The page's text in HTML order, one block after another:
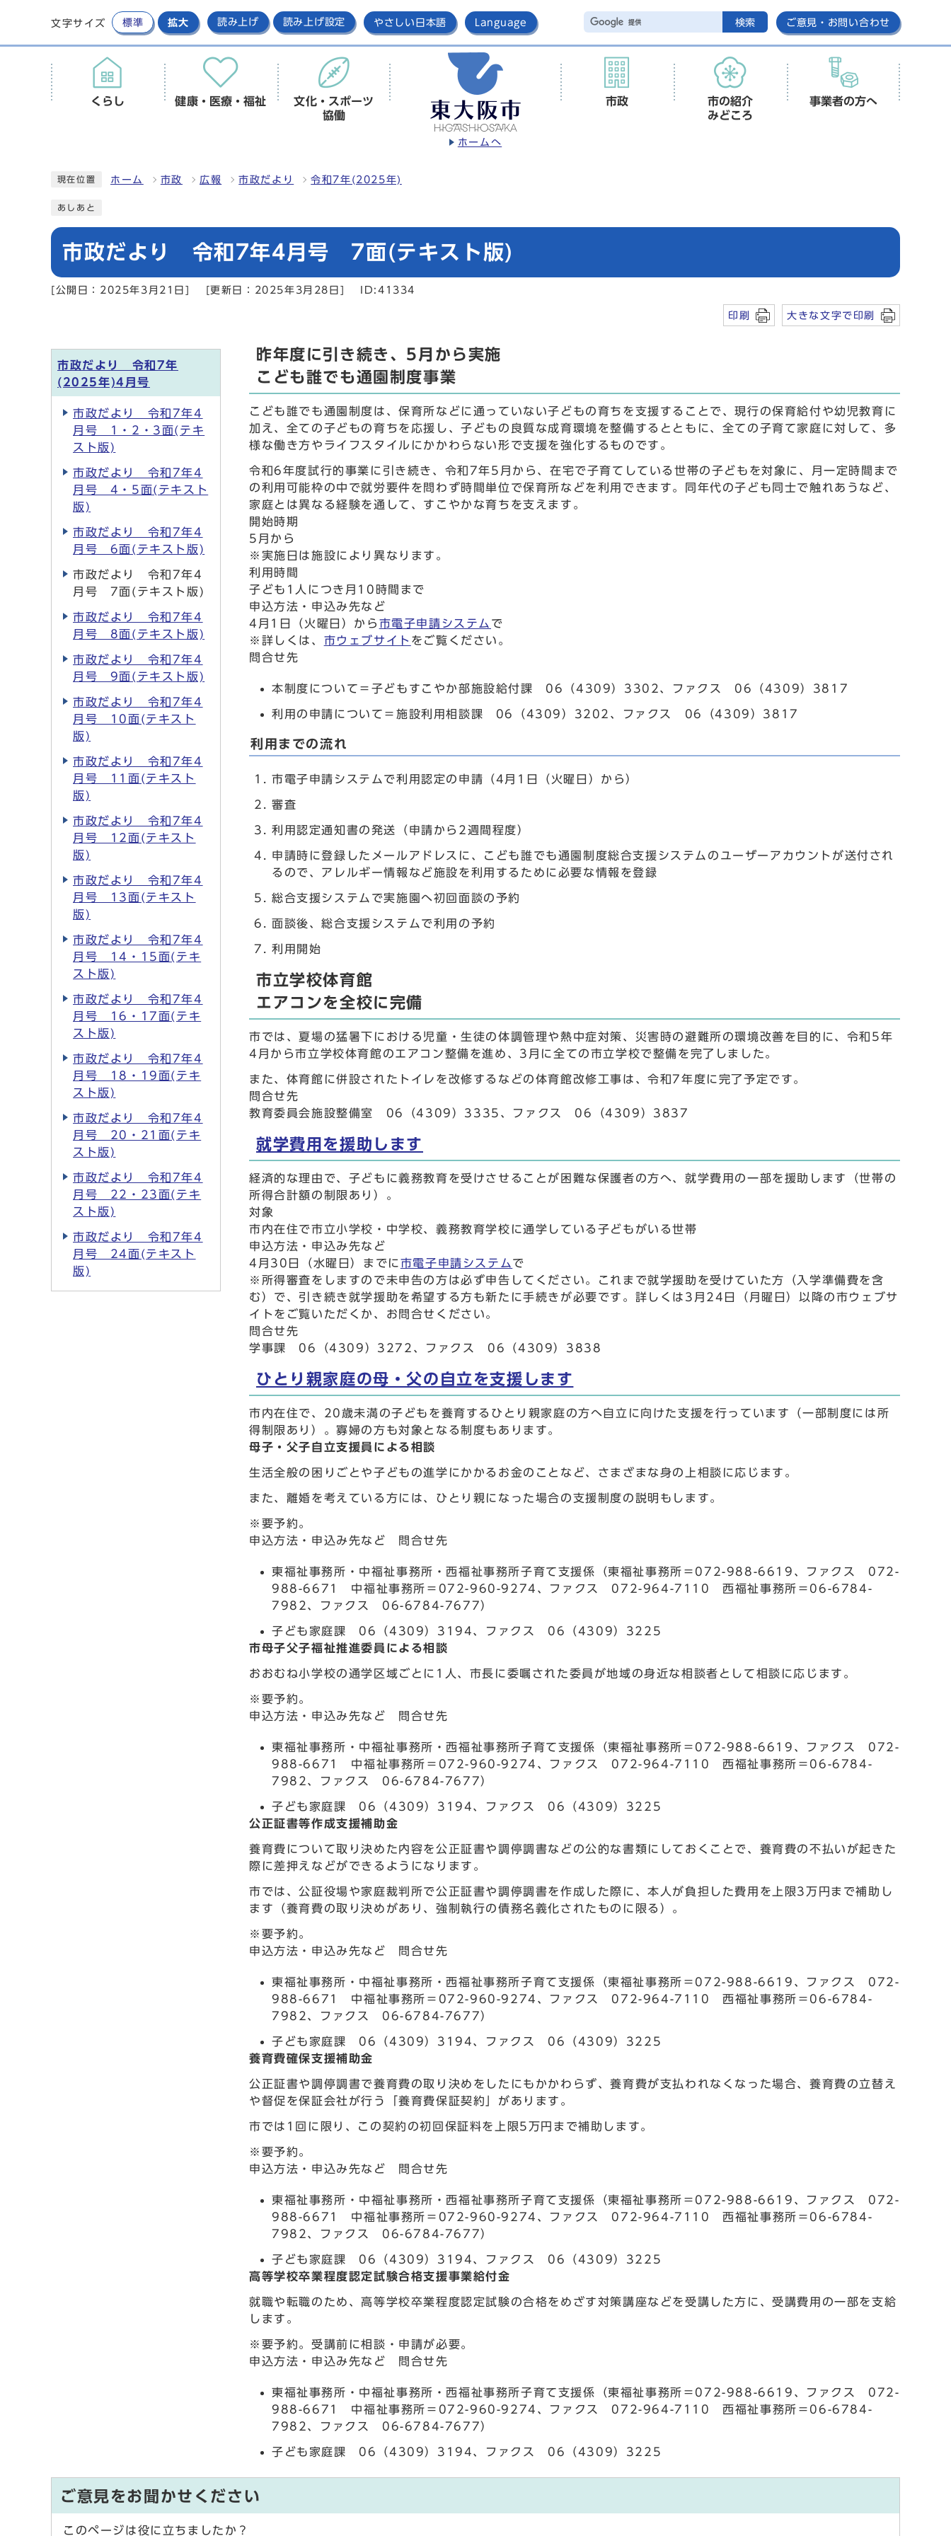
文字サイズ 標準 拡大 読み上げ 読み上げ設定 やさしい日本語 Language 検索 ご意見・お問い合わせ
ホームへ
くらし 健康・医療・福祉
文化・スポーツ
協働
市政
市の紹介
みどころ
事業者の方へ
現在位置 ホーム 市政 広報 市政だより 令和7年(2025年)
あしあと
市政だより 令和7年4月号 7面(テキスト版)
[公開日：2025年3月21日] [更新日：2025年3月28日] ID:41334
印刷 大きな文字で印刷
昨年度に引き続き、5月から実施
こども誰でも通園制度事業
こども誰でも通園制度は、保育所などに通っていない子どもの育ちを支援することで、現行の保育給付や幼児教育に
加え、全ての子どもの育ちを応援し、子どもの良質な成育環境を整備するとともに、全ての子育て家庭に対して、多
様な働き方やライフスタイルにかかわらない形で支援を強化するものです。
令和6年度試行的事業に引き続き、令和7年5月から、在宅で子育てしている世帯の子どもを対象に、月一定時間まで
の利用可能枠の中で就労要件を問わず時間単位で保育所などを利用できます。同年代の子ども同士で触れあうなど、
家庭とは異なる経験を通して、すこやかな育ちを支えます。
開始時期
5月から
※実施日は施設により異なります。
利用時間
子ども1人につき月10時間まで
申込方法・申込み先など
4月1日（火曜日）から 市電子申請システム で
※詳しくは、 市ウェブサイト をご覧ください。
問合せ先
本制度について＝子どもすこやか部施設給付課 06（4309）3302、ファクス 06（4309）3817
利用の申請について＝施設利用相談課 06（4309）3202、ファクス 06（4309）3817
利用までの流れ
市電子申請システムで利用認定の申請（4月1日（火曜日）から）
審査
利用認定通知書の発送（申請から2週間程度）
申請時に登録したメールアドレスに、こども誰でも通園制度総合支援システムのユーザーアカウントが送付され
るので、アレルギー情報など施設を利用するために必要な情報を登録
総合支援システムで実施園へ初回面談の予約
面談後、総合支援システムで利用の予約
利用開始
市立学校体育館
エアコンを全校に完備
市では、夏場の猛暑下における児童・生徒の体調管理や熱中症対策、災害時の避難所の環境改善を目的に、令和5年
4月から市立学校体育館のエアコン整備を進め、3月に全ての市立学校で整備を完了しました。
また、体育館に併設されたトイレを改修するなどの体育館改修工事は、令和7年度に完了予定です。
問合せ先
教育委員会施設整備室 06（4309）3335、ファクス 06（4309）3837
就学費用を援助します
経済的な理由で、子どもに義務教育を受けさせることが困難な保護者の方へ、就学費用の一部を援助します（世帯の
所得合計額の制限あり）。
対象
市内在住で市立小学校・中学校、義務教育学校に通学している子どもがいる世帯
申込方法・申込み先など
4月30日（水曜日）までに 市電子申請システム で
※所得審査をしますので未申告の方は必ず申告してください。これまで就学援助を受けていた方（入学準備費を含
む）で、引き続き就学援助を希望する方も新たに手続きが必要です。詳しくは3月24日（月曜日）以降の市ウェブサ
イトをご覧いただくか、お問合せください。
問合せ先
学事課 06（4309）3272、ファクス 06（4309）3838
ひとり親家庭の母・父の自立を支援します
市内在住で、20歳未満の子どもを養育するひとり親家庭の方へ自立に向けた支援を行っています（一部制度には所
得制限あり）。寡婦の方も対象となる制度もあります。
母子・父子自立支援員による相談
生活全般の困りごとや子どもの進学にかかるお金のことなど、さまざまな身の上相談に応じます。
また、離婚を考えている方には、ひとり親になった場合の支援制度の説明もします。
※要予約。
申込方法・申込み先など 問合せ先
東福祉事務所・中福祉事務所・西福祉事務所子育て支援係（東福祉事務所＝072-988-6619、ファクス 072-
988-6671 中福祉事務所＝072-960-9274、ファクス 072-964-7110 西福祉事務所＝06-6784-
7982、ファクス 06-6784-7677）
子ども家庭課 06（4309）3194、ファクス 06（4309）3225
市母子父子福祉推進委員による相談
おおむね小学校の通学区域ごとに1人、市長に委嘱された委員が地域の身近な相談者として相談に応じます。
※要予約。
申込方法・申込み先など 問合せ先
東福祉事務所・中福祉事務所・西福祉事務所子育て支援係（東福祉事務所＝072-988-6619、ファクス 072-
988-6671 中福祉事務所＝072-960-9274、ファクス 072-964-7110 西福祉事務所＝06-6784-
7982、ファクス 06-6784-7677）
子ども家庭課 06（4309）3194、ファクス 06（4309）3225
公正証書等作成支援補助金
養育費について取り決めた内容を公正証書や調停調書などの公的な書類にしておくことで、養育費の不払いが起きた
際に差押えなどができるようになります。
市では、公証役場や家庭裁判所で公正証書や調停調書を作成した際に、本人が負担した費用を上限3万円まで補助し
ます（養育費の取り決めがあり、強制執行の債務名義化されたものに限る）。
※要予約。
申込方法・申込み先など 問合せ先
東福祉事務所・中福祉事務所・西福祉事務所子育て支援係（東福祉事務所＝072-988-6619、ファクス 072-
988-6671 中福祉事務所＝072-960-9274、ファクス 072-964-7110 西福祉事務所＝06-6784-
7982、ファクス 06-6784-7677）
子ども家庭課 06（4309）3194、ファクス 06（4309）3225
養育費確保支援補助金
公正証書や調停調書で養育費の取り決めをしたにもかかわらず、養育費が支払われなくなった場合、養育費の立替え
や督促を保証会社が行う「養育費保証契約」があります。
市では1回に限り、この契約の初回保証料を上限5万円まで補助します。
※要予約。
申込方法・申込み先など 問合せ先
東福祉事務所・中福祉事務所・西福祉事務所子育て支援係（東福祉事務所＝072-988-6619、ファクス 072-
988-6671 中福祉事務所＝072-960-9274、ファクス 072-964-7110 西福祉事務所＝06-6784-
7982、ファクス 06-6784-7677）
子ども家庭課 06（4309）3194、ファクス 06（4309）3225
高等学校卒業程度認定試験合格支援事業給付金
就職や転職のため、高等学校卒業程度認定試験の合格をめざす対策講座などを受講した方に、受講費用の一部を支給
します。
※要予約。受講前に相談・申請が必要。
申込方法・申込み先など 問合せ先
東福祉事務所・中福祉事務所・西福祉事務所子育て支援係（東福祉事務所＝072-988-6619、ファクス 072-
988-6671 中福祉事務所＝072-960-9274、ファクス 072-964-7110 西福祉事務所＝06-6784-
7982、ファクス 06-6784-7677）
子ども家庭課 06（4309）3194、ファクス 06（4309）3225
市政だより 令和7年
(2025年)4月号
市政だより 令和7年4
月号 1・2・3面(テキ
スト版)
市政だより 令和7年4
月号 4・5面(テキスト
版)
市政だより 令和7年4
月号 6面(テキスト版)
市政だより 令和7年4
月号 7面(テキスト版)
市政だより 令和7年4
月号 8面(テキスト版)
市政だより 令和7年4
月号 9面(テキスト版)
市政だより 令和7年4
月号 10面(テキスト
版)
市政だより 令和7年4
月号 11面(テキスト
版)
市政だより 令和7年4
月号 12面(テキスト
版)
市政だより 令和7年4
月号 13面(テキスト
版)
市政だより 令和7年4
月号 14・15面(テキ
スト版)
市政だより 令和7年4
月号 16・17面(テキ
スト版)
市政だより 令和7年4
月号 18・19面(テキ
スト版)
市政だより 令和7年4
月号 20・21面(テキ
スト版)
市政だより 令和7年4
月号 22・23面(テキ
スト版)
市政だより 令和7年4
月号 24面(テキスト
版)
ご意見をお聞かせください
このページは役に立ちましたか？